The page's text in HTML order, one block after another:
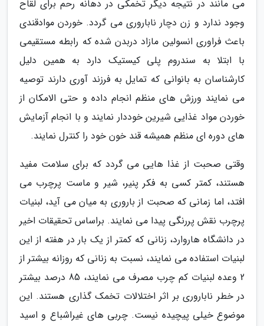
می مانند در نتیجه دیگر تخمکی در دهانه رحم برای لقاح
وجود ندارد و زن دچار ناباروری می گردد. خوردن موادقندی
باعث فراوری انسولین مازاد دربدن شده که رابطه مستقیمی
با ابتلا به سندروم پلی کیستیک دارد به همین دلیل
کارشناسان به بانوانی که تمایل به فرزند آوری دارند توصیه
می نمایند ورزش های منظم انجام داده و حتی الامکان از
خوردن مواد غذایی شیرین خوددار نمایند و با انجام آزمایش
های دوره ای منظم همیشه قند خون خود را کنترل نمایند.
وقتی صحبت از غذا هایی می گردد که برای سلامت مفید
هستند، کمتر کسی به فکر پنیر، شیر و ماست پرچرب می
افتد، اما زمانی که صحبت از باروری به میان می آید، لبنیات
پرچرب نقش پررنگی پیدا می نمایند. براساس تحقیقات اخیر
در دانشگاه هاروارد، زنانی که کمتر از یک بار در هفته از این
لبنیات استفاده می نمایند، نسبت به زنانی که روزانه بیشتر از
2 وعده لبنیات کم چرب مصرف می نمایند، 85 درصد بیشتر
در خطر ناباروری بر اثر اختلالات تخمک گذاری هستند. این
موضوع خیلی پیچیده نیست. چربی های غیراشباع و اسید